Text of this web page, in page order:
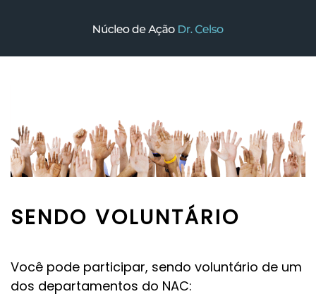
SENDO VOLUNTÁRIO
Você pode participar, sendo voluntário de um
dos departamentos do NAC: